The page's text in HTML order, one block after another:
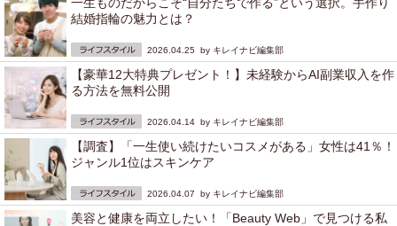
結婚指輪の魅力とは？
2026.04.25 by キレイナビ編集部
【豪華12大特典プレゼント！】未経験からAI副業収入を作
る方法を無料公開
2026.04.14 by キレイナビ編集部
【調査】「一生使い続けたいコスメがある」女性は41％！
ジャンル1位はスキンケア
2026.04.07 by キレイナビ編集部
美容と健康を両立したい！「Beauty Web」で見つける私